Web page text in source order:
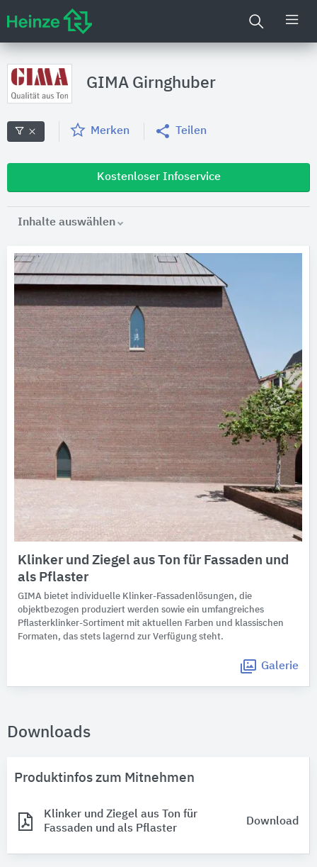
GIMA Girnghuber
Merken Teilen
Kostenloser Infoservice
Inhalte auswählen
Klinker und Ziegel aus Ton für Fassaden und
als Pflaster
GIMA bietet individuelle Klinker-Fassadenlösungen, die
objektbezogen produziert werden sowie ein umfangreiches
Pflasterklinker-Sortiment mit aktuellen Farben und klassischen
Formaten, das stets lagernd zur Verfügung steht.
Galerie
Downloads
Produktinfos zum Mitnehmen
Klinker und Ziegel aus Ton für
Fassaden und als Pflaster
Download